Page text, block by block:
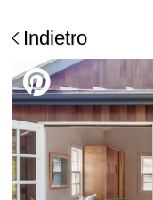
Indietro